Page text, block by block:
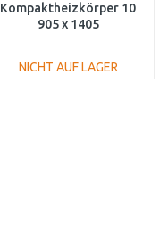
Kompaktheizkörper 10
905 x 1405
NICHT AUF LAGER